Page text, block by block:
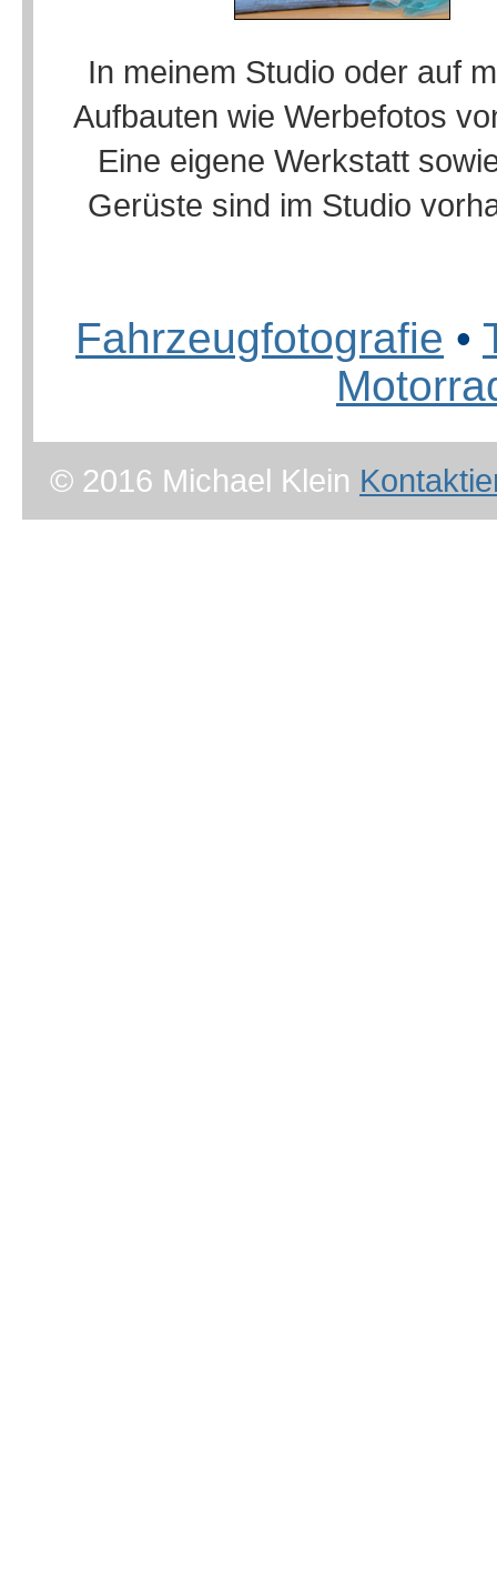
In meinem Studio oder auf
Aufbauten wie Werbefotos
Eine eigene Werkstatt
Gerüste sind im Studio
Fahrzeugfotografie •
© 2016 Michael Klein